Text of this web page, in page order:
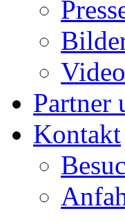
Partner
Kontakt